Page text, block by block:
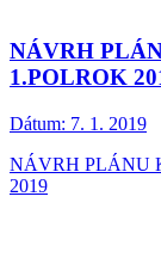
NÁVRH
1.POLROK
Dátum: 7. 1. 2019
NÁVRH PLÁNU
2019